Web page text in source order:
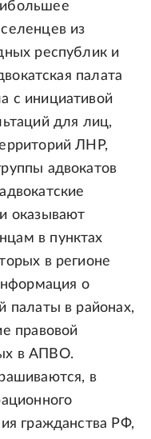
из
республик и
палата
с инициативой
для лиц,
ЛНР,
адвокатов
оказывают
в пунктах
в регионе
о
палаты в районах,
правовой
в АПВО.
в
гражданства РФ,